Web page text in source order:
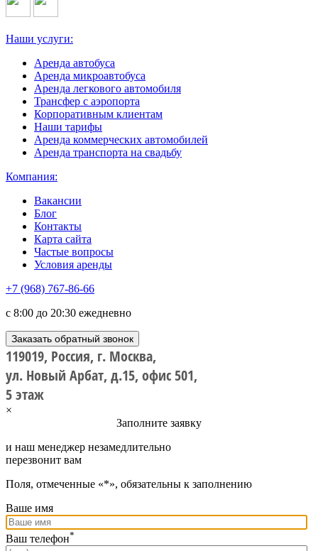
Наши услуги:
Аренда автобуса
Аренда микроавтобуса
Аренда легкового автомобиля
Трансфер с аэропорта
Корпоративным клиентам
Наши тарифы
Аренда коммерческих автомобилей
Аренда транспорта на свадьбу
Компания:
Вакансии
Блог
Контакты
Карта сайта
Частые вопросы
Условия аренды
+7 (968) 767-86-66
с 8:00 до 20:30 ежедневно
Заказать обратный звонок
119019, Россия, г. Москва,
ул. Новый Арбат, д.15, офис 501,
5 этаж
×
Заполните заявку
и наш менеджер незамедлительно
перезвонит вам
Поля, отмеченные «*», обязательны к заполнению
Ваше имя
Ваш телефон*